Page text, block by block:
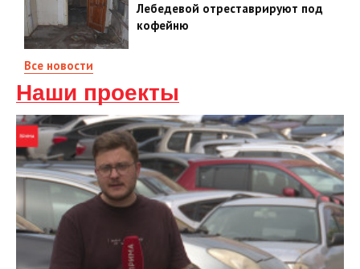
Лебедевой отреставрируют под
кофейню
Все новости
Наши проекты